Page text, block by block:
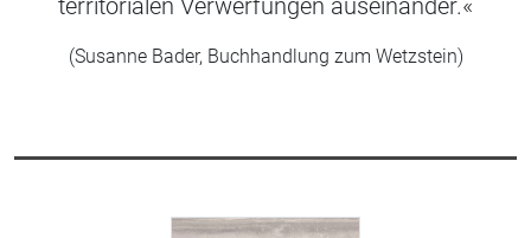
(Susanne Bader, Buchhandlung zum Wetzstein)